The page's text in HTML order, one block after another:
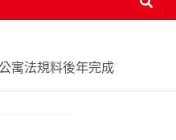
寓法規料後年完成